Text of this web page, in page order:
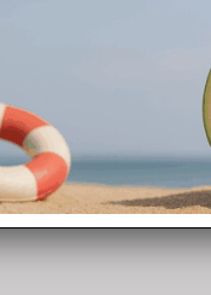
PARROT.
al
Deciderai solo
>> QUI<<